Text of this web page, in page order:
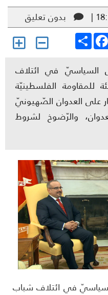
بدون تعليق
Share
في ائتلاف
للمقاومة الفلسطينيّة
العدوان الصّهيونيّ
والرّضوخ لشروط
في ائتلاف شباب